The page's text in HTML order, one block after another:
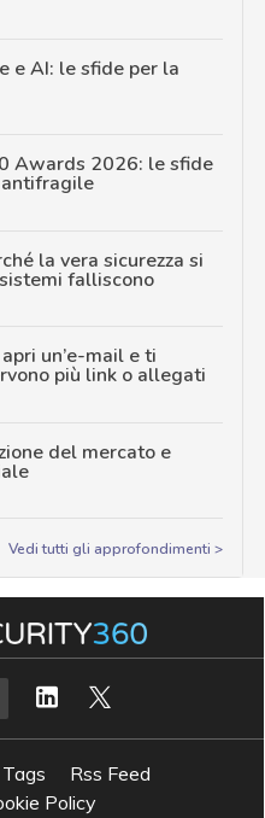
e AI: le sfide per la
Awards 2026: le sfide
la vera sicurezza si
falliscono
un’e-mail e ti
più link o allegati
del mercato e
Vedi tutti gli approfondimenti >
Tags
Rss Feed
Policy